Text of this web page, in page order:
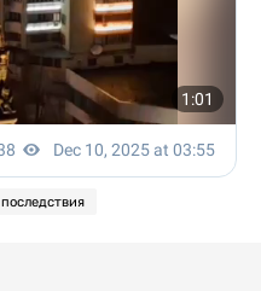
последствия